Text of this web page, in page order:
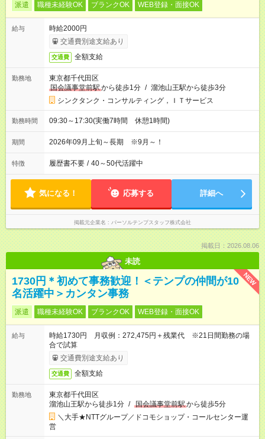
派遣 職種未経験OK ブランクOK WEB登録・面接OK
給与
時給2000円
交通費別途支給あり
交通費 全額支給
勤務地
東京都千代田区
国会議事堂前駅から徒歩1分 / 溜池山王駅から徒歩3分
シンクタンク・コンサルティング，ＩＴサービス
勤務時間 09:30～17:30(実働7時間 休憩1時間)
期間 2026年09月上旬～長期 ※9月～！
特徴 履歴書不要 / 40～50代活躍中
気になる！ 応募する 詳細へ
掲載元企業名 パーソルテンプスタッフ株式会社
掲載日：2026.08.06
未読
NEW
1730円＊初めて事務歓迎！＜テンプの仲間が10
名活躍中＞カンタン事務
派遣 職種未経験OK ブランクOK WEB登録・面接OK
給与
時給1730円 月収例：272,475円＋残業代 ※21日間勤務の場
合で試算
交通費別途支給あり
交通費 全額支給
勤務地
東京都千代田区
溜池山王駅から徒歩1分 / 国会議事堂前駅から徒歩5分
＼大手★NTTグループ／ドコモショップ・コールセンター運
営